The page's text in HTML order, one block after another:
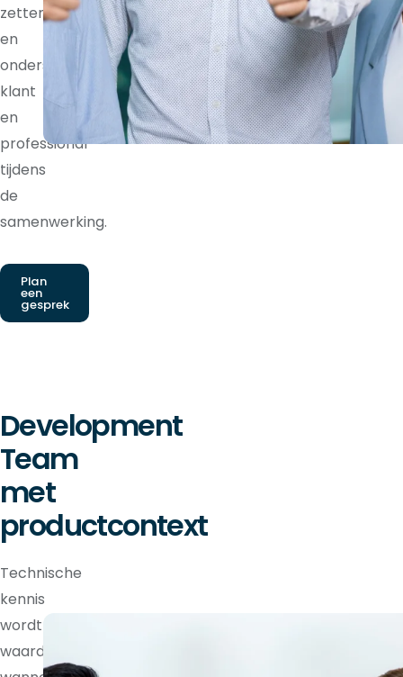
zetten
en
ondersteunt
klant
en
professional
tijdens
de
samenwerking.
Plan
een
gesprek
Development
Team
met
productcontext
Technische
kennis
wordt
waardevoller